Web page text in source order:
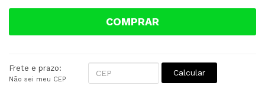
COMPRAR
Frete e prazo:
Não sei meu CEP
Calcular